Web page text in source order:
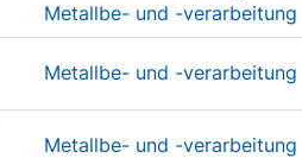
Metallbe- und -verarbeitung
Metallbe- und -verarbeitung
Metallbe- und -verarbeitung